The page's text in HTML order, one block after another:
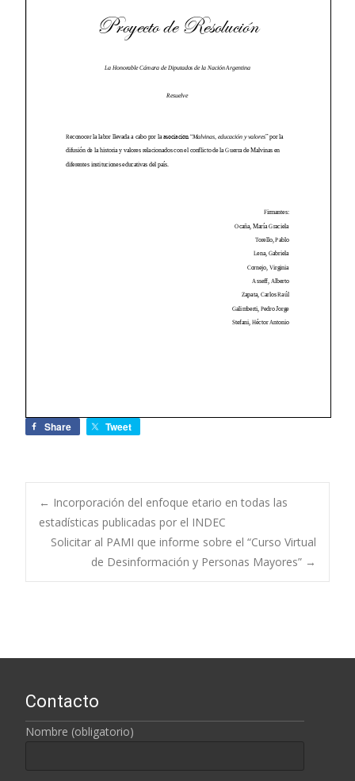
Share Tweet
Navegación de
entradas
← Incorporación del enfoque etario en todas las
estadísticas publicadas por el INDEC
Solicitar al PAMI que informe sobre el “Curso Virtual
de Desinformación y Personas Mayores” →
Contacto
Nombre (obligatorio)